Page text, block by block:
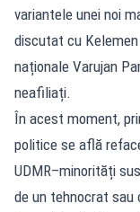
variantele unei noi
discutat cu
naționale Varujan
neafiliați.
În acest moment,
politice se află
UDMR–minorități
de un tehnocrat sau